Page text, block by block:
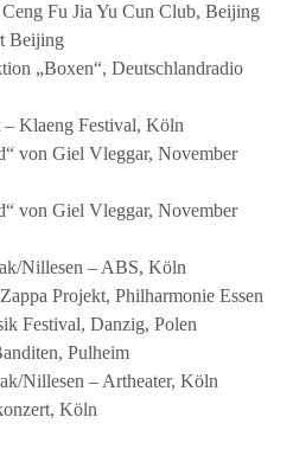
Fu Jia Yu Cun Club, Beijing
Beijing
„Boxen“, Deutschlandradio
Klaeng Festival, Köln
von Giel Vleggar, November
von Giel Vleggar, November
Nillesen – ABS, Köln
Projekt, Philharmonie Essen
Festival, Danzig, Polen
Pulheim
Nillesen – Artheater, Köln
Köln